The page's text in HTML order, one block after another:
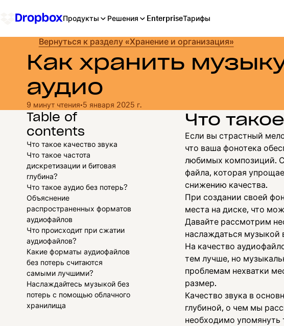
Продукты Решения EnterpriseТарифы
Вернуться к разделу «Хранение и организация»
Как хранить
аудио
9 минут чтения•5 января 2025 г.
Table of
contents
Что такое качество звука
Что такое частота
дискретизации и битовая
глубина?
Что такое аудио без потерь?
Объяснение
распространенных форматов
аудиофайлов
Что происходит при сжатии
аудиофайлов?
Какие форматы аудиофайлов
без потерь считаются
самыми лучшими?
Наслаждайтесь музыкой без
потерь с помощью облачного
хранилища
Что
Если вы страстный
что ваша фонотека
любимых композиций.
файла, которая
снижению качества.
При создании своей
места на диске, что
Давайте рассмотрим
наслаждаться музыкой
На качество
тем лучше, но
проблемам нехватки
размер.
Качество звука в
глубиной, о чем мы
необходимо упомянуть